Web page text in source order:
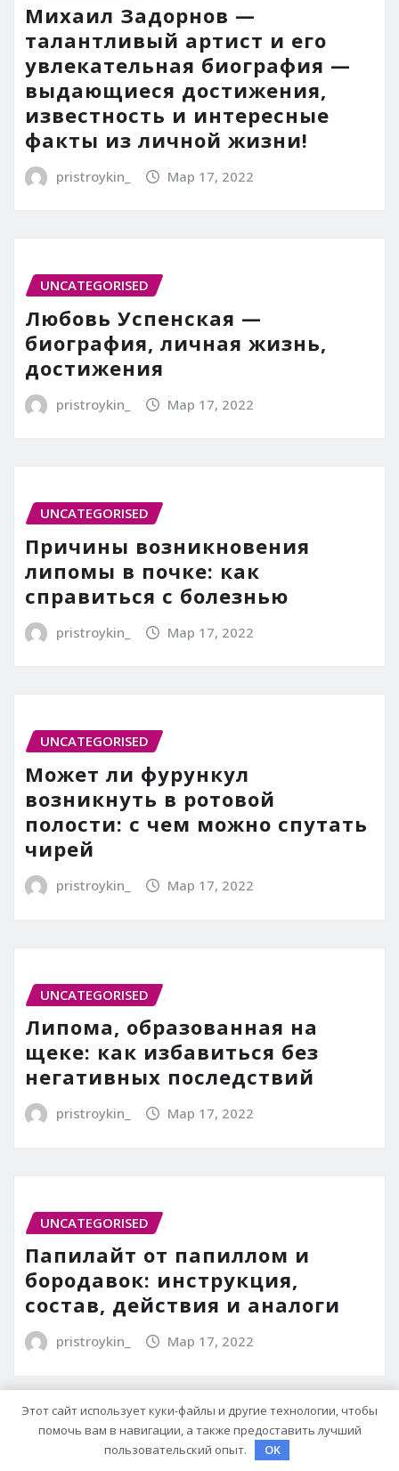
Михаил Задорнов —
талантливый артист и его
увлекательная биография —
выдающиеся достижения,
известность и интересные
факты из личной жизни!
pristroykin_ Мар 17, 2022
UNCATEGORISED
Любовь Успенская —
биография, личная жизнь,
достижения
pristroykin_ Мар 17, 2022
UNCATEGORISED
Причины возникновения
липомы в почке: как
справиться с болезнью
pristroykin_ Мар 17, 2022
UNCATEGORISED
Может ли фурункул
возникнуть в ротовой
полости: с чем можно спутать
чирей
pristroykin_ Мар 17, 2022
UNCATEGORISED
Липома, образованная на
щеке: как избавиться без
негативных последствий
pristroykin_ Мар 17, 2022
UNCATEGORISED
Папилайт от папиллом и
бородавок: инструкция,
состав, действия и аналоги
pristroykin_ Мар 17, 2022
UNCATEGORISED
Этот сайт использует куки-файлы и другие технологии, чтобы
помочь вам в навигации, а также предоставить лучший
пользовательский опыт.
OK